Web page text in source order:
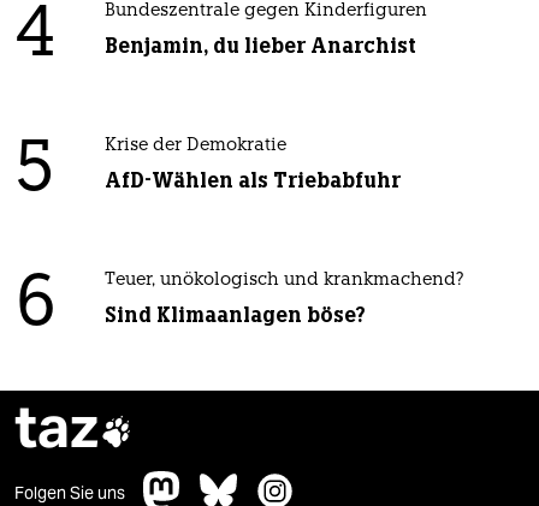
4 Bundeszentrale gegen Kinderfiguren
Benjamin, du lieber Anarchist
5 Krise der Demokratie
AfD-Wählen als Triebabfuhr
6 Teuer, unökologisch und krankmachend?
Sind Klimaanlagen böse?
taz
Folgen Sie uns